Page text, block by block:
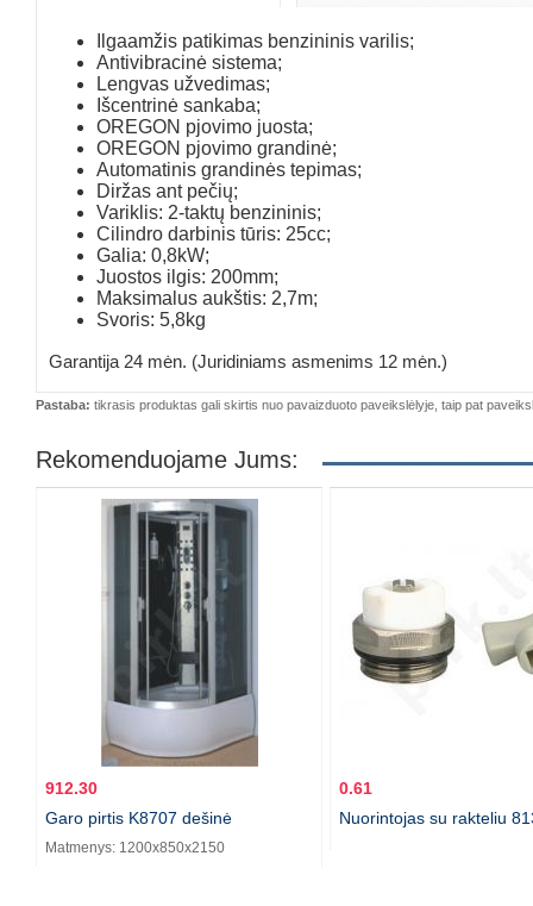
Ilgaamžis patikimas benzininis varilis;
Antivibracinė sistema;
Lengvas užvedimas;
Išcentrinė sankaba;
OREGON pjovimo juosta;
OREGON pjovimo grandinė;
Automatinis grandinės tepimas;
Diržas ant pečių;
Variklis: 2-taktų benzininis;
Cilindro darbinis tūris: 25cc;
Galia: 0,8kW;
Juostos ilgis: 200mm;
Maksimalus aukštis: 2,7m;
Svoris: 5,8kg
Garantija 24 mėn. (Juridiniams asmenims 12 mėn.)
Pastaba: tikrasis produktas gali skirtis nuo pavaizduoto paveikslėlyje, taip pat
Rekomenduojame Jums:
912.30
Garo pirtis K8707 dešinė
Matmenys: 1200x850x2150
0.61
Nuorintojas su rakteliu